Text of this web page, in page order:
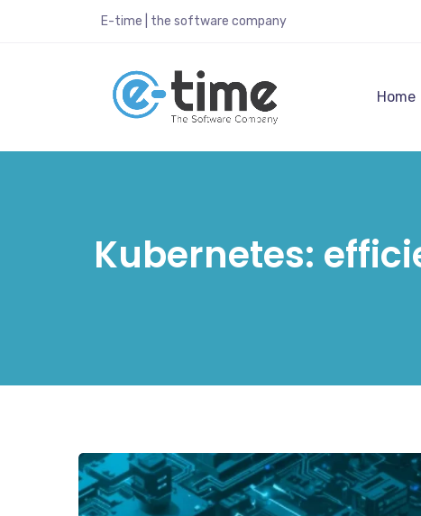
E-time | the software company
Home
Kubernetes: